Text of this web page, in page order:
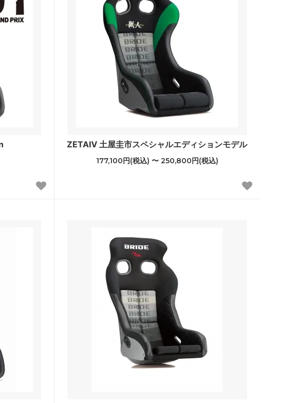
ZETAⅣ 土屋圭市スペシャルエディションモデル
177,100円(税込) 〜 250,800円(税込)